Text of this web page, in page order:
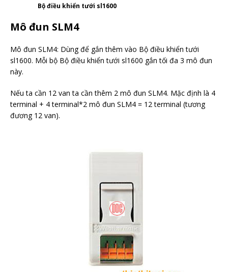
Bộ điều khiển tưới sl1600
Mô đun SLM4
Mô đun SLM4: Dùng để gắn thêm vào Bộ điều khiển tưới
sl1600. Mỗi bộ Bộ điều khiển tưới sl1600 gắn tối đa 3 mô đun
này.
Nếu ta cần 12 van ta cần thêm 2 mô đun SLM4. Mặc định là 4
terminal + 4 terminal*2 mô đun SLM4 = 12 terminal (tương
đương 12 van).